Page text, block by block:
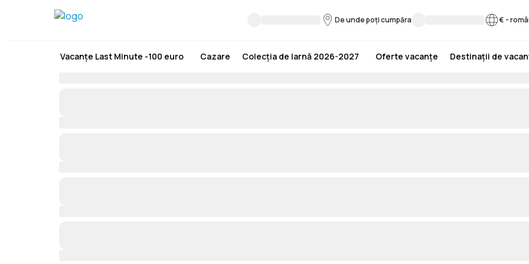
De unde poți cumpăra € -
Vacanțe Last Minute -100 euro Cazare Colecția de Iarnă 2026-2027 Oferte vacanțe Destinații de